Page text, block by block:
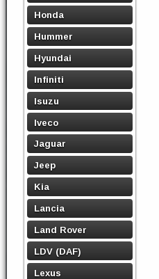
Honda
Hummer
Hyundai
Infiniti
Isuzu
Iveco
Jaguar
Jeep
Kia
Lancia
Land Rover
LDV (DAF)
Lexus